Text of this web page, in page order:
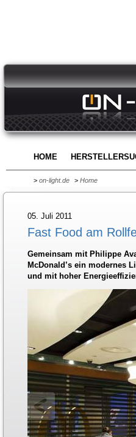
HOME
> on-light.de > Home
05. Juli 2011
Fast Food am
Gemeinsam mit Philippe
McDonald’s ein modernes
und mit hoher